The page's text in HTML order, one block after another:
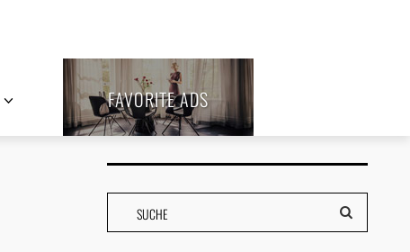
FAVORITE ADS